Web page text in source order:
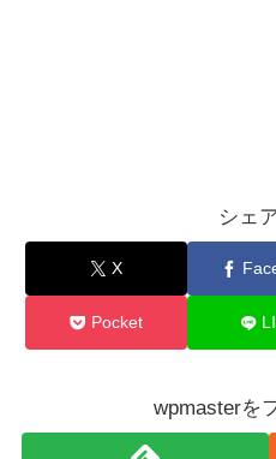
シェ
X
Pocket
wpmasterを